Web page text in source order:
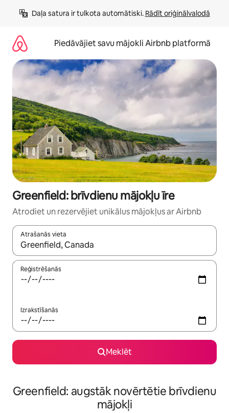
saturu
Daļa satura ir tulkota automātiski. Rādīt oriģinālvalodā
Piedāvājiet savu mājokli Airbnb platformā
Greenfield: brīvdienu mājokļu īre
Atrodiet un rezervējiet unikālus mājokļus ar Airbnb
Atrašanās vieta
Kad rezultāti kļūs pieejami, izmantojiet bultiņu uz augšu un
Reģistrēšanās
Izrakstīšanās
Meklēt
Greenfield: augstāk novērtētie brīvdienu
mājokļi